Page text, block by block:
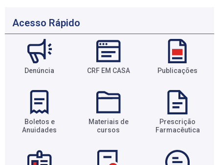
Acesso Rápido
Denúncia CRF EM CASA Publicações
Boletos e
Anuidades​
Materiais de
cursos​
Prescrição
Farmacêutica​